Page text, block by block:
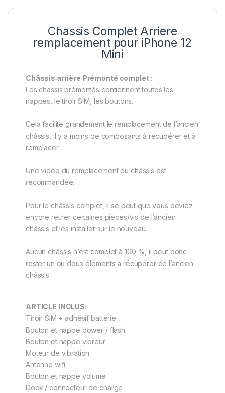
Chassis Complet Arriere
remplacement pour iPhone 12
Mini
Châssis arrière Prémonté complet :
Les chassis prémontés contiennent toutes les
nappes, le tiroir SIM, les boutons.
Cela facilite grandement le remplacement de l’ancien
châssis, il y a moins de composants à récupérer et à
remplacer.
Une vidéo du remplacement du châssis est
recommandée.
Pour le châssis complet, il se peut que vous deviez
encore retirer certaines pièces/vis de l’ancien
châssis et les installer sur le nouveau.
Aucun châssis n’est complet à 100 %, il peut donc
rester un ou deux éléments à récupérer de l’ancien
châssis.
ARTICLE INCLUS:
Tiroir SIM + adhésif batterie
Bouton et nappe power / flash
Bouton et nappe vibreur
Moteur de vibration
Antenne wifi
Bouton et nappe volume
Dock / connecteur de charge